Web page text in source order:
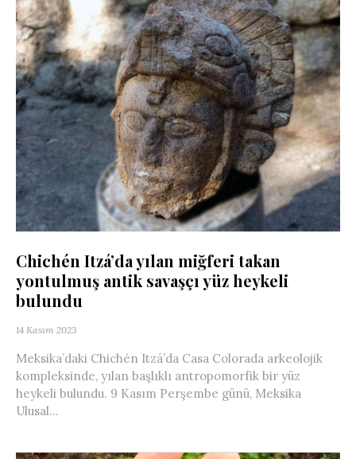
Chichén Itzá’da yılan miğferi takan
yontulmuş antik savaşçı yüz heykeli
bulundu
14 Kasım 2023
Meksika’daki Chichén Itzá’da Casa Colorada arkeolojik
kompleksinde, yılan başlıklı antropomorfik bir yüz
heykeli bulundu. 9 Kasım Perşembe günü, Meksika
Ulusal...